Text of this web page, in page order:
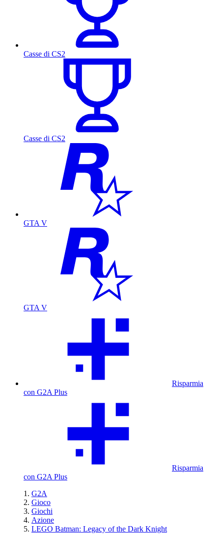
Casse di CS2
Casse di CS2
GTA V
GTA V
Risparmia
con G2A Plus
Risparmia
con G2A Plus
G2A
Gioco
Giochi
Azione
LEGO Batman: Legacy of the Dark Knight